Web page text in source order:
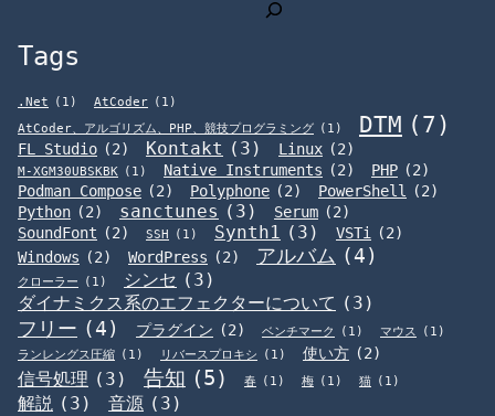
Tags
.Net (1) AtCoder (1)
AtCoder、アルゴリズム、PHP、競技プログラミング (1) DTM (7)
FL Studio (2) Kontakt (3) Linux (2)
M-XGM30UBSKBK (1) Native Instruments (2) PHP (2)
Podman Compose (2) Polyphone (2) PowerShell (2)
Python (2) sanctunes (3) Serum (2)
SoundFont (2) SSH (1) Synth1 (3) VSTi (2)
Windows (2) WordPress (2) アルバム (4)
クローラー (1) シンセ (3)
ダイナミクス系のエフェクターについて (3)
フリー (4) プラグイン (2) ベンチマーク (1) マウス
(1)
ランレングス圧縮 (1) リバースプロキシ (1) 使い方 (2)
信号処理 (3) 告知 (5) 春 (1) 梅 (1) 猫 (1)
解説 (3) 音源 (3)